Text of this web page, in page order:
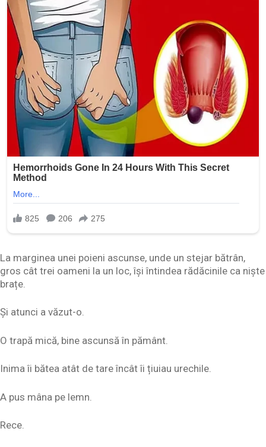
La marginea unei poieni ascunse, unde un stejar bătrân,
gros cât trei oameni la un loc, își întindea rădăcinile ca niște
brațe.
Și atunci a văzut-o.
O trapă mică, bine ascunsă în pământ.
Inima îi bătea atât de tare încât îi țiuiau urechile.
A pus mâna pe lemn.
Rece.